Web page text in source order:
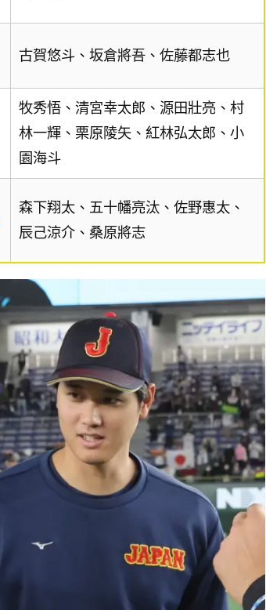
古賀悠斗、坂倉將吾、佐藤都志也
牧秀悟、清宮幸太郎、源田壯亮、村
林一輝、栗原陵矢、紅林弘太郎、小
園海斗
森下翔太、五十幡亮汰、佐野惠太、
辰己涼介、桑原將志